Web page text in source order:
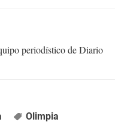
periodístico de Diario
Olimpia